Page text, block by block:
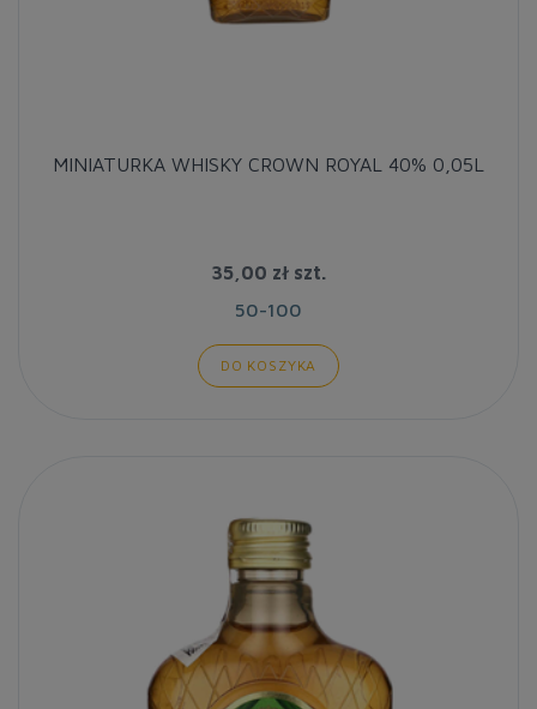
MINIATURKA WHISKY CROWN ROYAL 40% 0,05L
35,00 zł szt.
50-100
DO KOSZYKA